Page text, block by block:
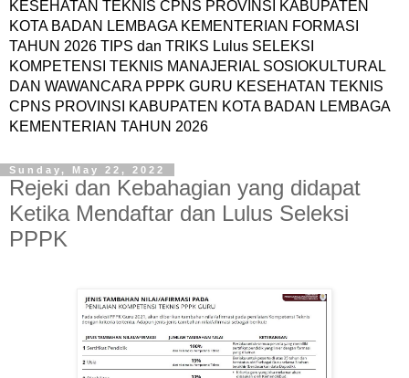
KESEHATAN TEKNIS CPNS PROVINSI KABUPATEN
KOTA BADAN LEMBAGA KEMENTERIAN FORMASI
TAHUN 2026 TIPS dan TRIKS Lulus SELEKSI
KOMPETENSI TEKNIS MANAJERIAL SOSIOKULTURAL
DAN WAWANCARA PPPK GURU KESEHATAN TEKNIS
CPNS PROVINSI KABUPATEN KOTA BADAN LEMBAGA
KEMENTERIAN TAHUN 2026
Sunday, May 22, 2022
Rejeki dan Kebahagian yang didapat
Ketika Mendaftar dan Lulus Seleksi
PPPK